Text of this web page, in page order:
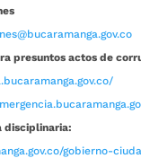
presuntos actos de
disciplinaria:
gobierno-